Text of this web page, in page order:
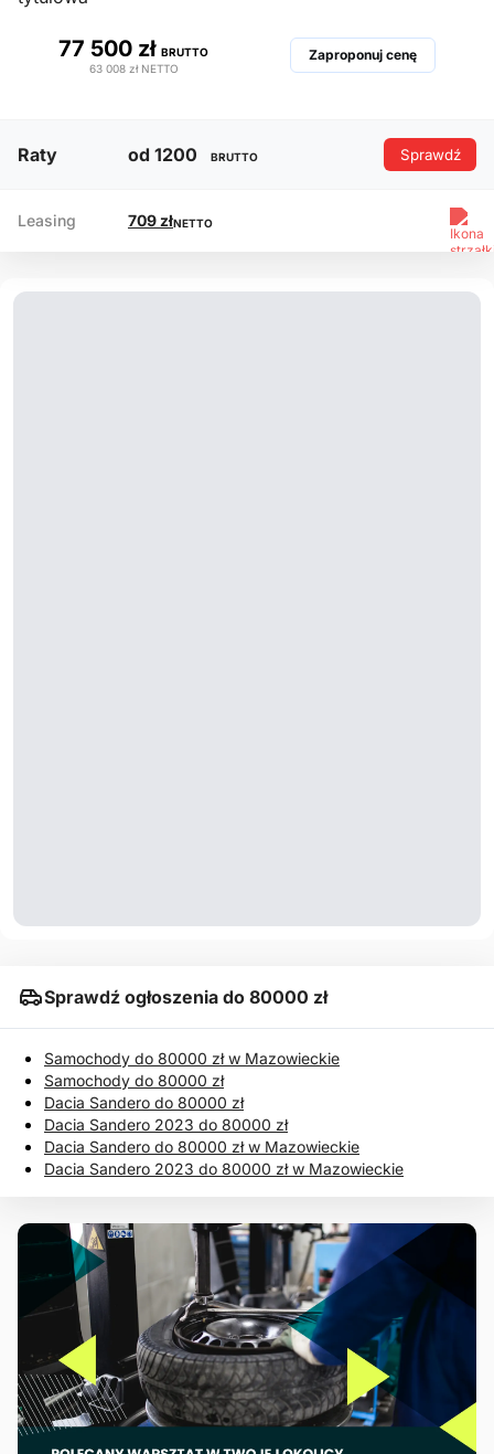
77 500 zł BRUTTO
63 008 zł NETTO
Zaproponuj cenę
Raty od 1200 BRUTTO Sprawdź
Leasing 709 złNETTO
Sprawdź ogłoszenia do 80000 zł
Samochody do 80000 zł w Mazowieckie
Samochody do 80000 zł
Dacia Sandero do 80000 zł
Dacia Sandero 2023 do 80000 zł
Dacia Sandero do 80000 zł w Mazowieckie
Dacia Sandero 2023 do 80000 zł w Mazowieckie